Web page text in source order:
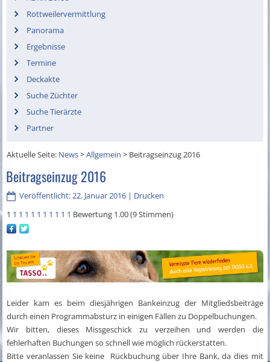
Rottweilervermittlung
Panorama
Ergebnisse
Termine
Deckakte
Suche Züchter
Suche Tierärzte
Partner
Aktuelle Seite: News>Allgemein > Beitragseinzug 2016
Beitragseinzug 2016
Veröffentlicht: 22. Januar 2016 | Drucken
1 1 1 1 1 1 1 1 1 1 1 Bewertung 1.00 (9 Stimmen)
Leider kam es beim diesjährigen Bankeinzug der Mitgliedsbeiträge
durch einen Programmabsturz in einigen Fällen zu Doppelbuchungen.
Wir bitten, dieses Missgeschick zu verzeihen und werden die
fehlerhaften Buchungen so schnell wie möglich rückerstatten.
Bitte veranlassen Sie keine Rückbuchung über Ihre Bank, da dies mit